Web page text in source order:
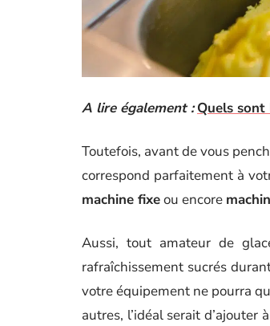
A lire également : Quels sont
Toutefois, avant de vous
correspond parfaitement à
machine fixeou encore
Aussi, tout amateur de
rafraîchissement sucrés
votre équipement ne pourra
autres, l’idéal serait d’ajouter